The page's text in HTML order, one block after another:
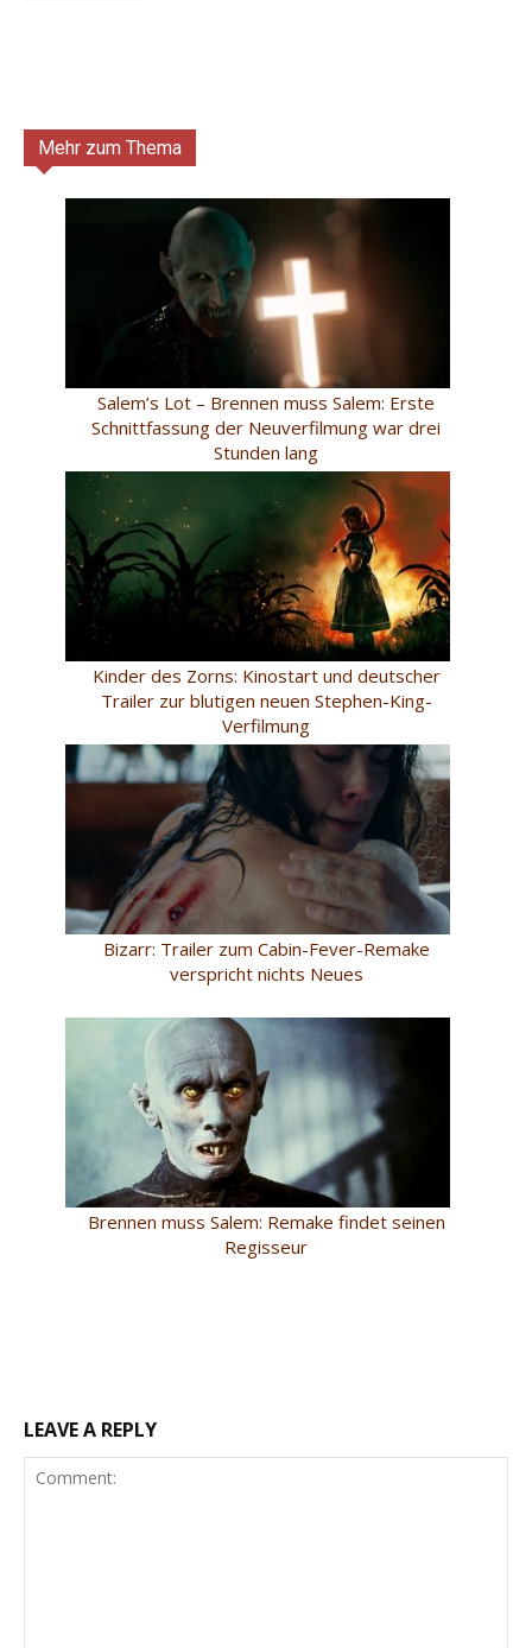
Mehr zum Thema
Salem’s Lot – Brennen muss Salem: Erste
Schnittfassung der Neuverfilmung war drei
Stunden lang
Kinder des Zorns: Kinostart und deutscher
Trailer zur blutigen neuen Stephen-King-
Verfilmung
Bizarr: Trailer zum Cabin-Fever-Remake
verspricht nichts Neues
Brennen muss Salem: Remake findet seinen
Regisseur
LEAVE A REPLY